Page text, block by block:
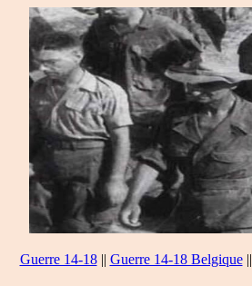
Guerre 14-18|| Guerre 14-18 Belgique||